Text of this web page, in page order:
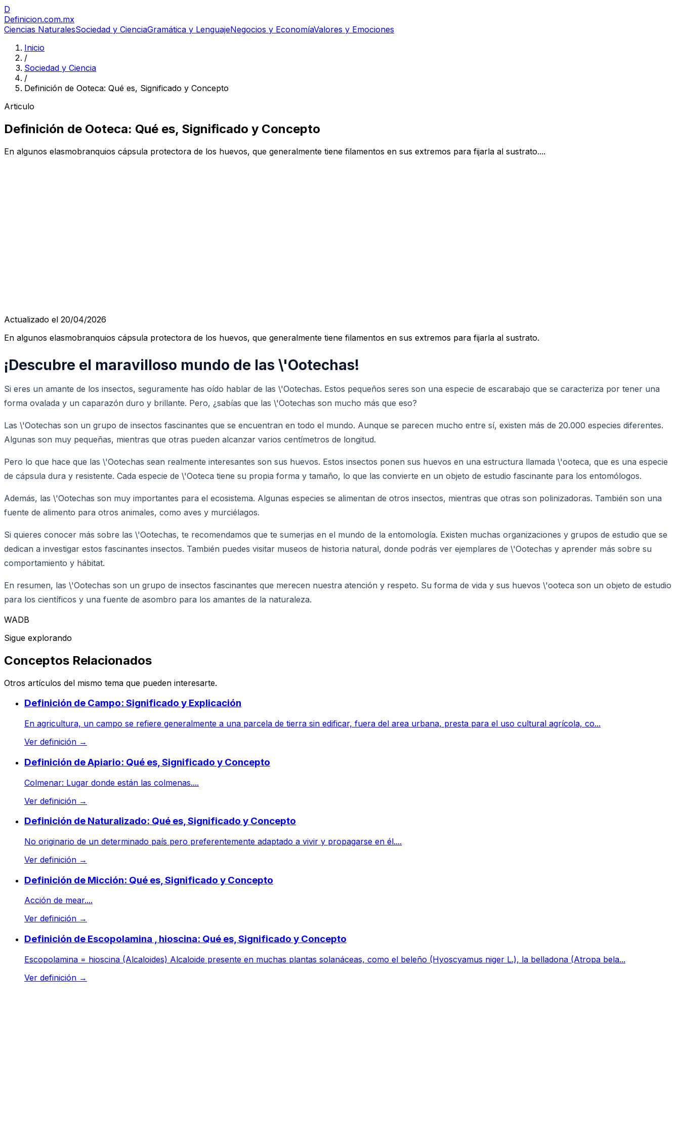
D
Definicion.com.mx
Ciencias NaturalesSociedad y CienciaGramática y LenguajeNegocios y EconomíaValores y Emociones
Inicio
/
Sociedad y Ciencia
/
Definición de Ooteca: Qué es, Significado y Concepto
Articulo
Definición de Ooteca: Qué es, Significado y Concepto
En algunos elasmobranquios cápsula protectora de los huevos, que generalmente tiene filamentos en sus extremos para fijarla al sustrato....
Actualizado el 20/04/2026
En algunos elasmobranquios cápsula protectora de los huevos, que generalmente tiene filamentos en sus extremos para fijarla al sustrato.
¡Descubre el maravilloso mundo de las \'Ootechas!
Si eres un amante de los insectos, seguramente has oído hablar de las \'Ootechas. Estos pequeños seres son una especie de escarabajo que se caracteriza por tener una
forma ovalada y un caparazón duro y brillante. Pero, ¿sabías que las \'Ootechas son mucho más que eso?
Las \'Ootechas son un grupo de insectos fascinantes que se encuentran en todo el mundo. Aunque se parecen mucho entre sí, existen más de 20.000 especies diferentes.
Algunas son muy pequeñas, mientras que otras pueden alcanzar varios centímetros de longitud.
Pero lo que hace que las \'Ootechas sean realmente interesantes son sus huevos. Estos insectos ponen sus huevos en una estructura llamada \'ooteca, que es una especie
de cápsula dura y resistente. Cada especie de \'Ooteca tiene su propia forma y tamaño, lo que las convierte en un objeto de estudio fascinante para los entomólogos.
Además, las \'Ootechas son muy importantes para el ecosistema. Algunas especies se alimentan de otros insectos, mientras que otras son polinizadoras. También son una
fuente de alimento para otros animales, como aves y murciélagos.
Si quieres conocer más sobre las \'Ootechas, te recomendamos que te sumerjas en el mundo de la entomología. Existen muchas organizaciones y grupos de estudio que se
dedican a investigar estos fascinantes insectos. También puedes visitar museos de historia natural, donde podrás ver ejemplares de \'Ootechas y aprender más sobre su
comportamiento y hábitat.
En resumen, las \'Ootechas son un grupo de insectos fascinantes que merecen nuestra atención y respeto. Su forma de vida y sus huevos \'ooteca son un objeto de estudio
para los científicos y una fuente de asombro para los amantes de la naturaleza.
WADB
Sigue explorando
Conceptos Relacionados
Otros artículos del mismo tema que pueden interesarte.
Definición de Campo: Significado y Explicación
En agricultura, un campo se refiere generalmente a una parcela de tierra sin edificar, fuera del area urbana, presta para el uso cultural agrícola, co...
Ver definición →
Definición de Apiario: Qué es, Significado y Concepto
Colmenar: Lugar donde están las colmenas....
Ver definición →
Definición de Naturalizado: Qué es, Significado y Concepto
No originario de un determinado país pero preferentemente adaptado a vivir y propagarse en él....
Ver definición →
Definición de Micción: Qué es, Significado y Concepto
Acción de mear....
Ver definición →
Definición de Escopolamina , hioscina: Qué es, Significado y Concepto
Escopolamina = hioscina (Alcaloides) Alcaloide presente en muchas plantas solanáceas, como el beleño (Hyoscyamus niger L.), la belladona (Atropa bela...
Ver definición →